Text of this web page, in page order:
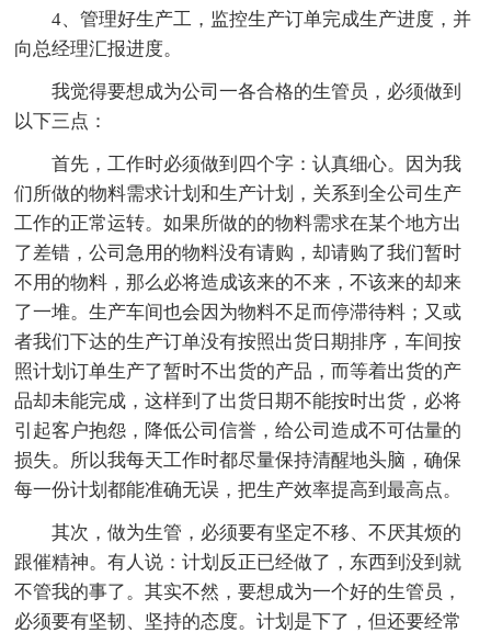
4、管理好生产工，监控生产订单完成生产进度，并
向总经理汇报进度。
我觉得要想成为公司一各合格的生管员，必须做到
以下三点：
首先，工作时必须做到四个字：认真细心。因为我
们所做的物料需求计划和生产计划，关系到全公司生产
工作的正常运转。如果所做的的物料需求在某个地方出
了差错，公司急用的物料没有请购，却请购了我们暂时
不用的物料，那么必将造成该来的不来，不该来的却来
了一堆。生产车间也会因为物料不足而停滞待料；又或
者我们下达的生产订单没有按照出货日期排序，车间按
照计划订单生产了暂时不出货的产品，而等着出货的产
品却未能完成，这样到了出货日期不能按时出货，必将
引起客户抱怨，降低公司信誉，给公司造成不可估量的
损失。所以我每天工作时都尽量保持清醒地头脑，确保
每一份计划都能准确无误，把生产效率提高到最高点。
其次，做为生管，必须要有坚定不移、不厌其烦的
跟催精神。有人说：计划反正已经做了，东西到没到就
不管我的事了。其实不然，要想成为一个好的生管员，
必须要有坚韧、坚持的态度。计划是下了，但还要经常